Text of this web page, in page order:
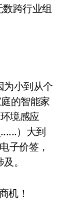
跨行业组
为小到从个
的智能家
境感应
）大到
子价签，
。